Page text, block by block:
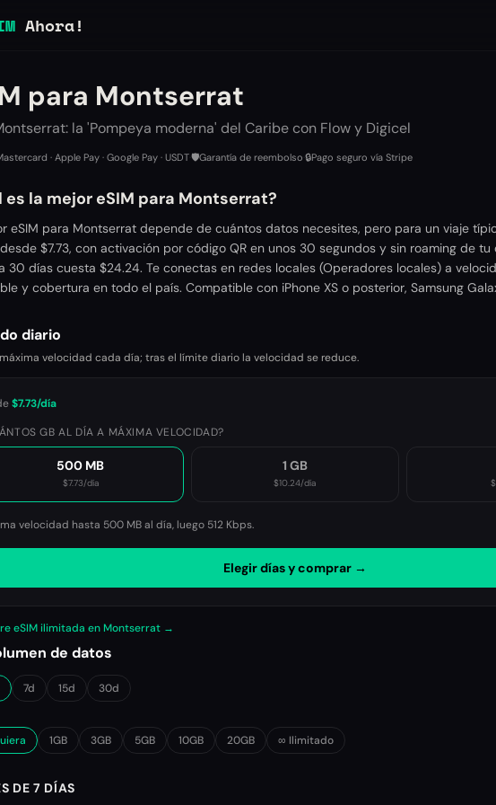
Ahora!
para Montserrat
la 'Pompeya moderna' del Caribe con Flow y Digicel
· Apple Pay · Google Pay · USDT🛡️Garantía de reembolso 🔒Pago seguro vía Stripe
es la mejor eSIM para Montserrat?
eSIM para Montserrat depende de cuántos datos necesites, pero para un viaje
$7.73, con activación por código QR en unos 30 segundos y sin roaming de
30 días cuesta $24.24. Te conectas en redes locales (Operadores locales) a
y cobertura en todo el país. Compatible con iPhone XS o posterior, Samsung
diario
velocidad cada día; tras el límite diario la velocidad se reduce.
$7.73/día
GB AL DÍA A MÁXIMA VELOCIDAD?
500 MB
$7.73/día
1 GB
$10.24/día
velocidad hasta 500 MB al día, luego 512 Kbps.
Elegir días y comprar →
eSIM ilimitada en Montserrat →
de datos
7d 15d 30d
1GB 3GB 5GB 10GB 20GB ∞ Ilimitado
DE 7 DÍAS